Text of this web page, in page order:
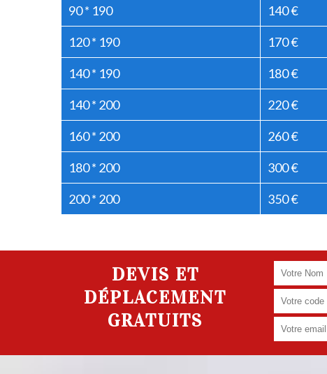
90 * 190 140 €
120 * 190 170 €
140 * 190 180 €
140 * 200 220 €
160 * 200 260 €
180 * 200 300 €
200 * 200 350 €
DEVIS ET
DÉPLACEMENT
GRATUITS